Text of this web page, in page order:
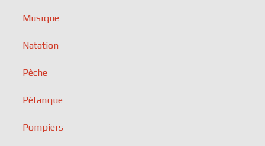
Musique
Natation
Pêche
Pétanque
Pompiers